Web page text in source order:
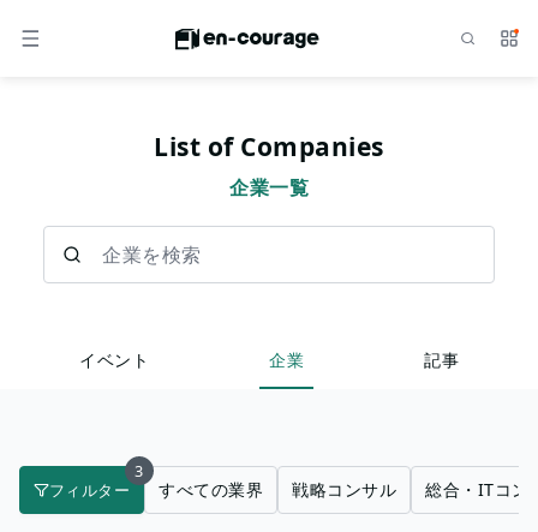
メニュー サ
List of Companies
企業一覧
イベント 企業 記事
フィルター
3
すべての業界 戦略コンサル 総合・ITコン